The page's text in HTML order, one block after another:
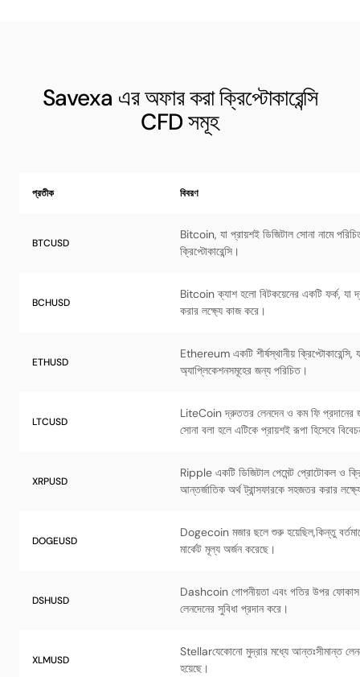
Savexa এর অফার করা ক্রিপ্টোকারেন্সি
CFD সমূহ
প্রতীক বিবরণ
BTCUSD
Bitcoin, যা প্রায়শই ডিজিটাল সোনা নামে
ক্রিপ্টোকারেন্সি।
BCHUSD
Bitcoin ক্যাশ হলো বিটকয়েনের একটি ফর্ক, যা
করার লক্ষ্যে কাজ করে।
ETHUSD
Ethereum একটি শীর্ষস্থানীয় ক্রিপ্টোকারেন্সি, যা
অ্যাপ্লিকেশনসমূহের জন্য পরিচিত।
LTCUSD
LiteCoin দ্রুততর লেনদেন ও কম ফি প্রদানের
সোনা বলা হলে এটিকে প্রায়শই রূপা হিসেবে
XRPUSD
Ripple একটি ডিজিটাল পেমেন্ট প্রোটোকল ও
আন্তর্জাতিক অর্থ ট্রান্সফারকে সহজতর করার
DOGEUSD
Dogecoin মজার ছলে শুরু হয়েছিল,কিন্তু
মার্কেট মূল্য অর্জন করেছে।
DSHUSD
Dashcoin গোপনীয়তা এবং গতির উপর ফোকাস
লেনদেনের সুবিধা প্রদান করে।
XLMUSD
Stellarযেকোনো মুদ্রার মধ্যে আন্তঃসীমান্ত
হয়েছে।